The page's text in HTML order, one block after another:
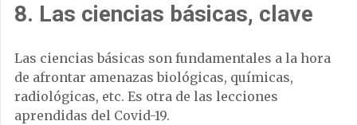
8. Las ciencias básicas, clave
Las ciencias básicas son fundamentales a la hora
de afrontar amenazas biológicas, químicas,
radiológicas, etc. Es otra de las lecciones
aprendidas del Covid-19.